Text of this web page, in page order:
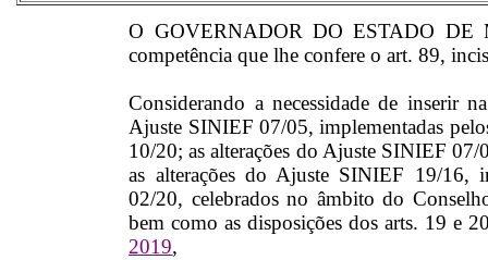
O GOVERNADOR DO ESTADO DE
competência que lhe confere o art. 89,
Considerando a necessidade de inserir
Ajuste SINIEF 07/05, implementadas
10/20; as alterações do Ajuste SINIEF
as alterações do Ajuste SINIEF 19/16,
02/20, celebrados no âmbito do
bem como as disposições dos arts. 19 e
2019,